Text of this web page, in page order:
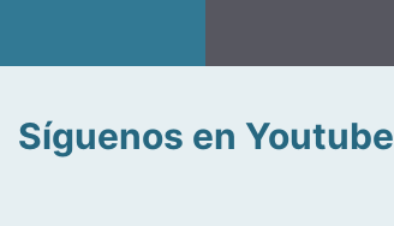
Síguenos en Youtube